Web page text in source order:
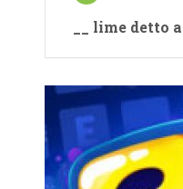
__ lime detto